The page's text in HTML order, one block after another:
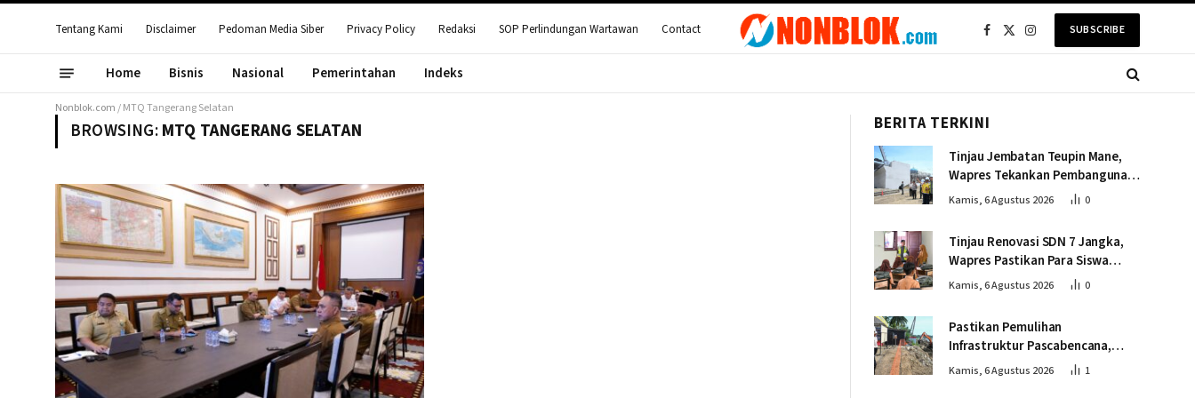
Tentang Kami Disclaimer Pedoman Media Siber Privacy Policy Redaksi SOP Perlindungan Wartawan Contact Facebook
X
InstagramSUBSCRIBE
Home Bisnis Nasional Pemerintahan Indeks
Nonblok.com/MTQ Tangerang Selatan
BROWSING:MTQ TANGERANG SELATAN BERITA TERKINI
Tinjau Jembatan Teupin Mane,
Wapres Tekankan Pembangunan
Infrastruktur Berjalan Tepat
Kamis, 6 Agustus 2026 0
Tinjau Renovasi SDN 7 Jangka,
Wapres Pastikan Para Siswa
Kembali Belajar dengan Layak
Kamis, 6 Agustus 2026 0
Pastikan Pemulihan
Infrastruktur Pascabencana,
Wapres Tinjau Progres
Kamis, 6 Agustus 2026 1